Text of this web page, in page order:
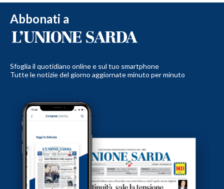
Abbonati a
Sfoglia il quotidiano online e sul tuo smartphone
Tutte le notizie del giorno aggiornate minuto per minuto